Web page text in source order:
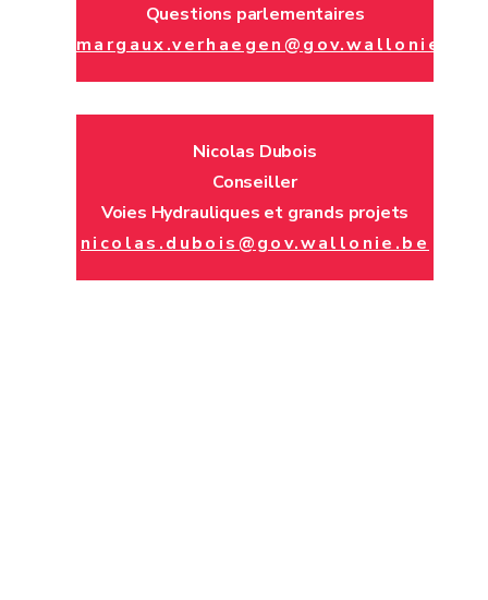
Questions parlementaires
margaux.verhaegen@gov.wallonie.be
Nicolas Dubois
Conseiller
Voies Hydrauliques et grands projets
nicolas.dubois@gov.wallonie.be